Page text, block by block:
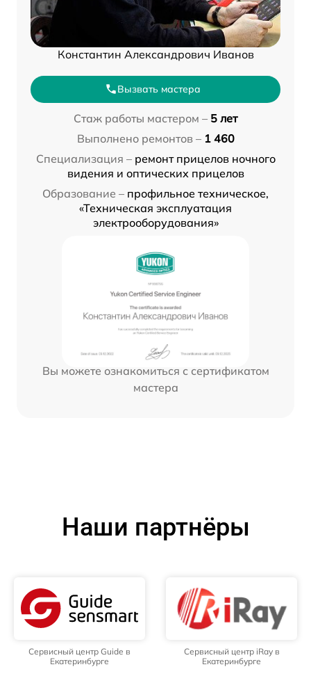
Константин Александрович Иванов
Вызвать мастера
Стаж работы мастером – 5 лет
Выполнено ремонтов – 1 460
Специализация – ремонт прицелов ночного
видения и оптических прицелов
Образование – профильное техническое,
«Техническая эксплуатация
электрооборудования»
Вы можете ознакомиться с сертификатом
мастера
Наши партнёры
Сервисный центр Guide в
Екатеринбурге
Сервисный центр iRay в
Екатеринбурге